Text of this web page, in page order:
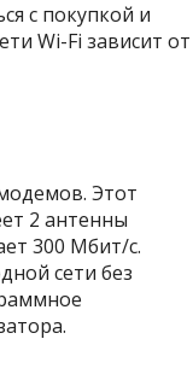
с покупкой и
Wi-Fi зависит от
Этот
2 антенны
300 Мбит/с.
сети без